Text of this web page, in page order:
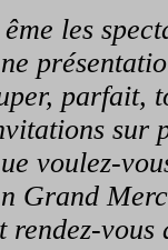
les
parfait,
sur
ue voulez-
Grand
t rendez-vous